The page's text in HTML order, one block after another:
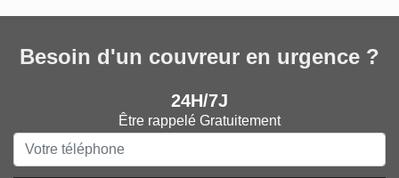
Besoin d'un couvreur en urgence ?
24H/7J
Être rappelé Gratuitement